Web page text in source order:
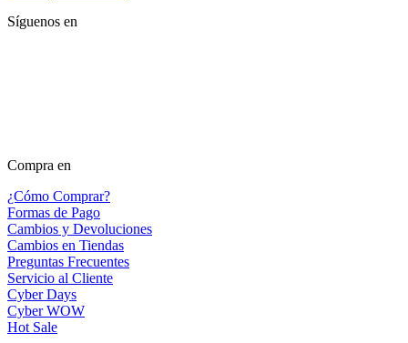
Síguenos en
Compra en
¿Cómo Comprar?
Formas de Pago
Cambios y Devoluciones
Cambios en Tiendas
Preguntas Frecuentes
Servicio al Cliente
Cyber Days
Cyber WOW
Hot Sale